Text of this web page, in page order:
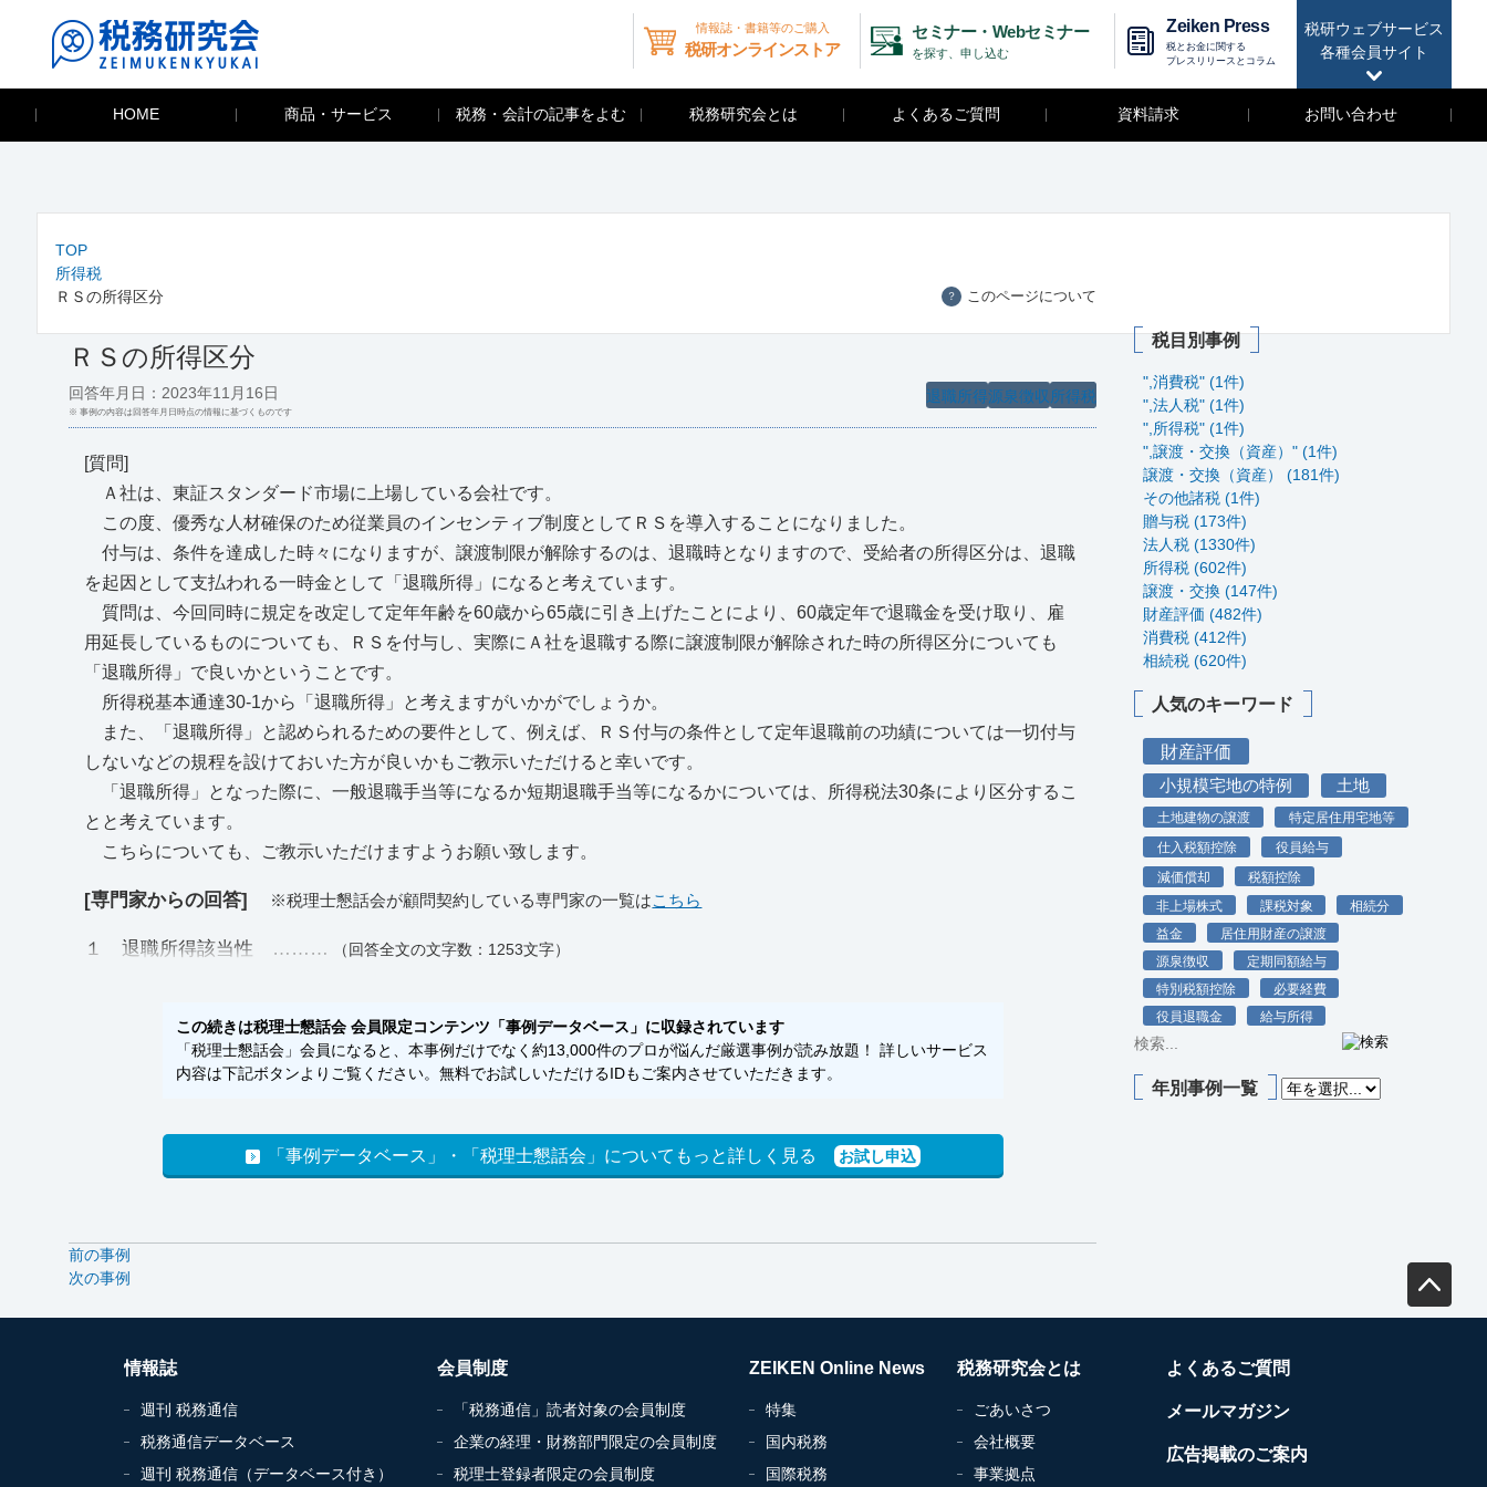
税研ウェブサービス
各種会員サイト
情報誌・書籍等のご購入
税研オンラインストア
セミナー・Webセミナー
を探す、申し込む
Zeiken Press
税とお金に関する
プレスリリースとコラム
HOME 商品・サービス 税務・会計の記事をよむ 税務研究会とは よくあるご質問 資料請求 お問い合わせ
TOP
所得税
ＲＳの所得区分
？ このページについて
ＲＳの所得区分
所得税
源泉徴収
退職所得
回答年月日：2023年11月16日
※ 事例の内容は回答年月日時点の情報に基づくものです
[質問]
Ａ社は、東証スタンダード市場に上場している会社です。
この度、優秀な人材確保のため従業員のインセンティブ制度としてＲＳを導入することになりました。
付与は、条件を達成した時々になりますが、譲渡制限が解除するのは、退職時となりますので、受給者の所得区分は、退職
を起因として支払われる一時金として「退職所得」になると考えています。
質問は、今回同時に規定を改定して定年年齢を60歳から65歳に引き上げたことにより、60歳定年で退職金を受け取り、雇
用延長しているものについても、ＲＳを付与し、実際にＡ社を退職する際に譲渡制限が解除された時の所得区分についても
「退職所得」で良いかということです。
所得税基本通達30-1から「退職所得」と考えますがいかがでしょうか。
また、「退職所得」と認められるための要件として、例えば、ＲＳ付与の条件として定年退職前の功績については一切付与
しないなどの規程を設けておいた方が良いかもご教示いただけると幸いです。
「退職所得」となった際に、一般退職手当等になるか短期退職手当等になるかについては、所得税法30条により区分するこ
とと考えています。
こちらについても、ご教示いただけますようお願い致します。
[専門家からの回答] ※税理士懇話会が顧問契約している専門家の一覧はこちら
１ 退職所得該当性 ……… （回答全文の文字数：1253文字）
この続きは税理士懇話会 会員限定コンテンツ「事例データベース」に収録されています
「税理士懇話会」会員になると、本事例だけでなく約13,000件のプロが悩んだ厳選事例が読み放題！ 詳しいサービス
内容は下記ボタンよりご覧ください。無料でお試しいただけるIDもご案内させていただきます。
「事例データベース」・「税理士懇話会」についてもっと詳しく見る お試し申込
前の事例
次の事例
税目別事例
",消費税" (1件)
",法人税" (1件)
",所得税" (1件)
",譲渡・交換（資産）" (1件)
譲渡・交換（資産） (181件)
その他諸税 (1件)
贈与税 (173件)
法人税 (1330件)
所得税 (602件)
譲渡・交換 (147件)
財産評価 (482件)
消費税 (412件)
相続税 (620件)
人気のキーワード
財産評価
小規模宅地の特例 土地
土地建物の譲渡
特定居住用宅地等
仕入税額控除
役員給与
減価償却
税額控除
非上場株式
課税対象
相続分
益金
居住用財産の譲渡
源泉徴収
定期同額給与
特別税額控除
必要経費
役員退職金
給与所得
年別事例一覧
情報誌
週刊 税務通信
税務通信データベース
週刊 税務通信（データベース付き）
会員制度
「税務通信」読者対象の会員制度
企業の経理・財務部門限定の会員制度
税理士登録者限定の会員制度
ZEIKEN Online News
特集
国内税務
国際税務
税務研究会とは
ごあいさつ
会社概要
事業拠点
よくあるご質問
メールマガジン
広告掲載のご案内